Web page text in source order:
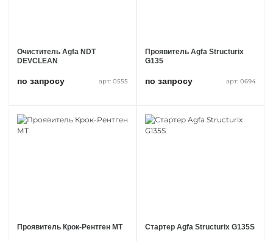
Динамометры
Очиститель Agfa NDT
DEVCLEAN
по запросу арт: 0555
Проявитель Agfa Structurix
G135
по запросу арт: 0694
Проявитель Крок-Рентген МТ Стартер Agfa Structurix G135S